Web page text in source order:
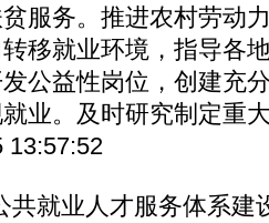
服务。推进农村劳动
移就业环境，指导各
公益性岗位，创建充
业。及时研究制定重
13:57:52
就业人才服务体系建